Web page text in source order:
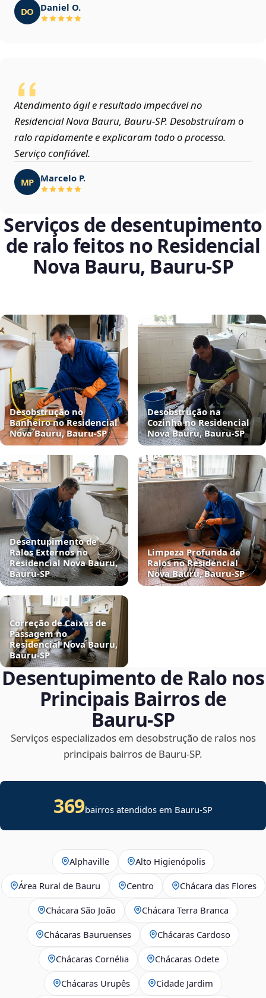
DO Daniel O.
Atendimento ágil e resultado impecável no
Residencial Nova Bauru, Bauru‑SP. Desobstruíram o
ralo rapidamente e explicaram todo o processo.
Serviço confiável.
MP Marcelo P.
Serviços de desentupimento
de ralo feitos no Residencial
Nova Bauru, Bauru‑SP
Desobstrução no
Banheiro no Residencial
Nova Bauru, Bauru‑SP
Desobstrução na
Cozinha no Residencial
Nova Bauru, Bauru‑SP
Desentupimento de
Ralos Externos no
Residencial Nova Bauru,
Bauru‑SP
Limpeza Profunda de
Ralos no Residencial
Nova Bauru, Bauru‑SP
Correção de Caixas de
Passagem no
Residencial Nova Bauru,
Bauru‑SP
Desentupimento de Ralo nos
Principais Bairros de
Bauru‑SP
Serviços especializados em desobstrução de ralos nos
principais bairros de Bauru‑SP.
369bairros atendidos em Bauru-SP
Alphaville Alto Higienópolis
Área Rural de Bauru Centro Chácara das Flores
Chácara São João Chácara Terra Branca
Chácaras Bauruenses Chácaras Cardoso
Chácaras Cornélia Chácaras Odete
Chácaras Urupês Cidade Jardim